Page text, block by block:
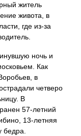
житель
живота, в
где из-за
ночь и
Как
в
четверо
В
57-летний
13-летняя
бедра.